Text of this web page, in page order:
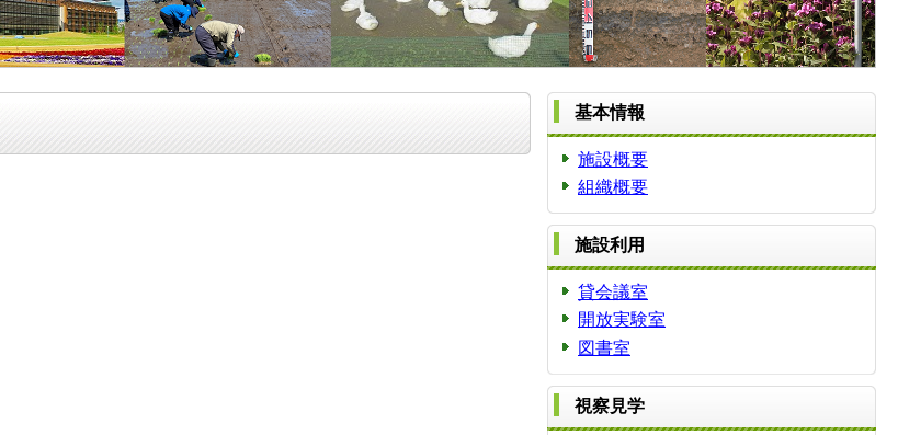
基本情報
施設概要
組織概要
施設利用
貸会議室
開放実験室
図書室
視察見学